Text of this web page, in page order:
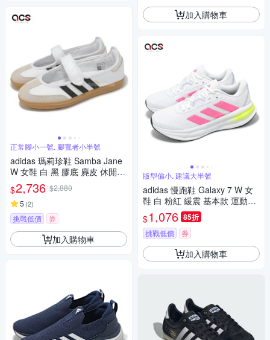
正常腳小一號, 腳寬者小半號
adidas 瑪莉珍鞋 Samba Jane
W 女鞋 白 黑 膠底 麂皮 休閒鞋
復古 愛迪達 JR1402
$2,736 $2,880
5 (2)
挑戰低價 券
加入購物車
加入購物車
版型偏小, 建議大半號
adidas 慢跑鞋 Galaxy 7 W 女
鞋 白 粉紅 緩震 基本款 運動鞋
愛迪達 JI4604
$1,076 85折
挑戰低價 券
加入購物車